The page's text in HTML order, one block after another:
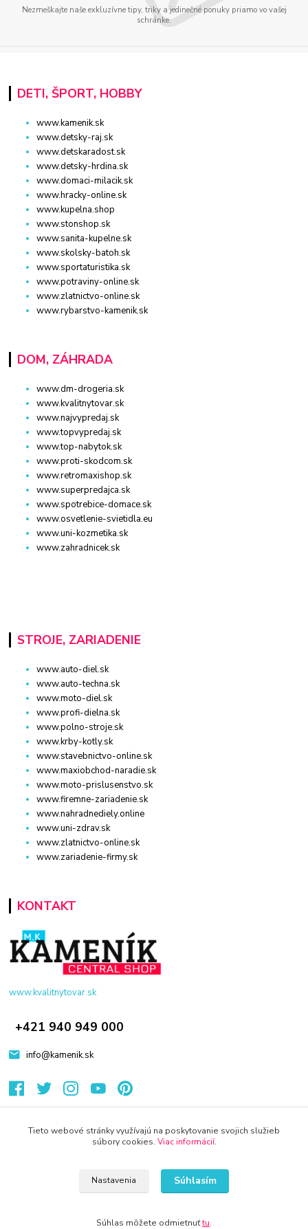
Nezmeškajte naše exkluzívne tipy, triky a jedinečné ponuky priamo vo vašej
schránke.
DETI, ŠPORT, HOBBY
www.kamenik.sk
www.detsky-raj.sk
www.detskaradost.sk
www.detsky-hrdina.sk
www.domaci-milacik.sk
www.hracky-online.sk
www.kupelna.shop
www.stonshop.sk
www.sanita-kupelne.sk
www.skolsky-batoh.sk
www.sportaturistika.sk
www.potraviny-online.sk
www.zlatnictvo-online.sk
www.rybarstvo-kamenik.sk
DOM, ZÁHRADA
www.dm-drogeria.sk
www.kvalitnytovar.sk
www.najvypredaj.sk
www.topvypredaj.sk
www.top-nabytok.sk
www.proti-skodcom.sk
www.retromaxishop.sk
www.superpredajca.sk
www.spotrebice-domace.sk
www.osvetlenie-svietidla.eu
www.uni-kozmetika.sk
www.zahradnicek.sk
STROJE, ZARIADENIE
www.auto-diel.sk
www.auto-techna.sk
www.moto-diel.sk
www.profi-dielna.sk
www.polno-stroje.sk
www.krby-kotly.sk
www.stavebnictvo-online.sk
www.maxiobchod-naradie.sk
www.moto-prislusenstvo.sk
www.firemne-zariadenie.sk
www.nahradnediely.online
www.uni-zdrav.sk
www.zlatnictvo-online.sk
www.zariadenie-firmy.sk
KONTAKT
www.kvalitnytovar.sk
+421 940 949 000
info@kamenik.sk
Tieto webové stránky využívajú na poskytovanie svojich služieb
súbory cookies. Viac informácií.
Nastavenia Súhlasím
Súhlas môžete odmietnuťtu.